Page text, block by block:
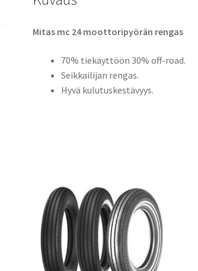
Mitas mc 24 moottoripyörän rengas
70% tiekäyttöön 30% off-road.
Seikkailijan rengas.
Hyvä kulutuskestävyys.